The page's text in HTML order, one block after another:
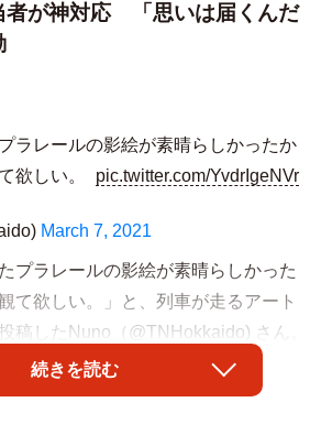
者が神対応 「思いは届くんだ
ラレールの影絵が素晴らしかったか
欲しい。
pic.twitter.com/YvdrIgeNVr
March 7, 2021
プラレールの影絵が素晴らしかった
て欲しい。」と、列車が走るアート
稿したNuno（@TNHokkaido) さん。
）の人気商品「プラレール」が大好
影絵動画に、リプライには多くの驚
続きを読む